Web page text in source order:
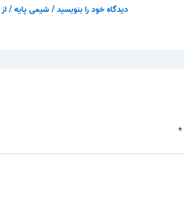
دیدگاه‌ خود را بنویسید/شیمی پایه/ از
*